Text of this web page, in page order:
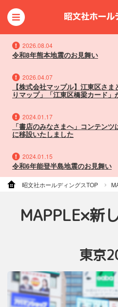
2026.08.04
令和8年熊本地震のお見舞い
2026.04.07
【株式会社マップル】江東区さ
りマップ」「江東区橋梁カード
2024.01.17
「書店のみなさまへ」コンテン
に移設いたしました
2024.01.15
令和6年能登半島地震のお見舞い
昭文社ホールディングスTOP
MAPPLE×新
東京